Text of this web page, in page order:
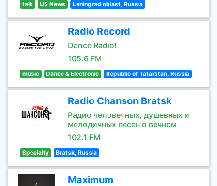
talk US News Leningrad oblast, Russia
Radio Record
Dance Radio!
105.6 FM
music Dance & Electronic Republic of Tatarstan, Russia
Radio Chanson Bratsk
Радио человечных, душевных и
мелодичных песен о вечном
102.1 FM
Specialty Bratsk, Russia
Maximum